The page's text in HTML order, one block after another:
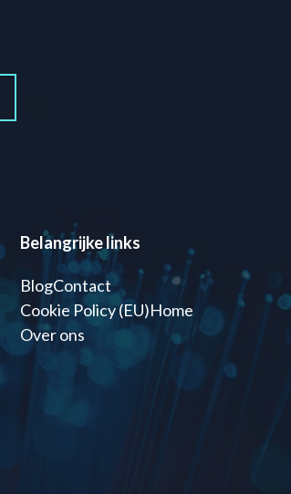
Belangrijke links
BlogContact
Cookie Policy (EU)Home
Over ons